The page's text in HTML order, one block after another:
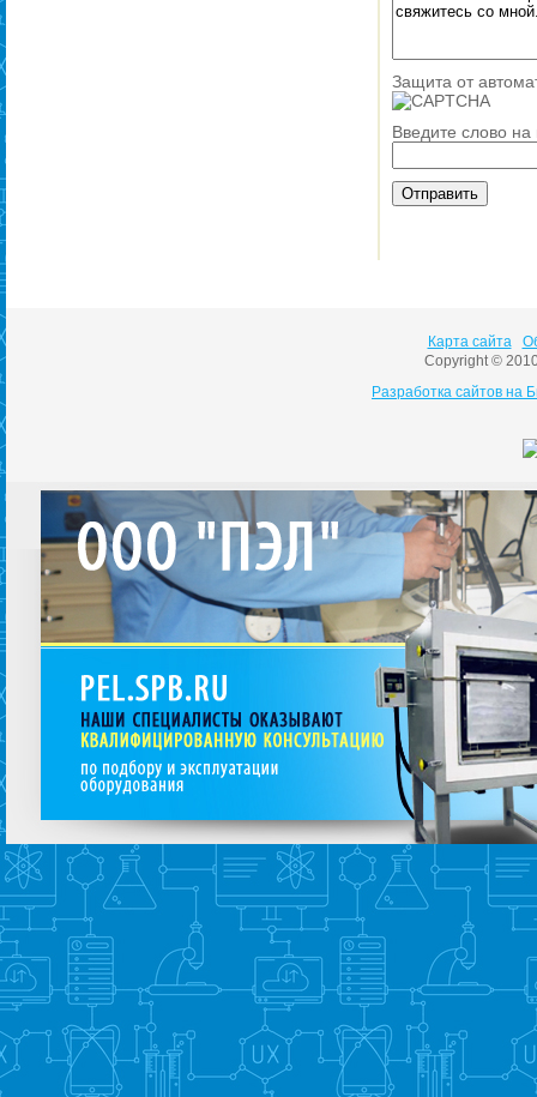
Защита от
Введите слово на
Карта сайта
Copyright ©
Разработка сайтов на